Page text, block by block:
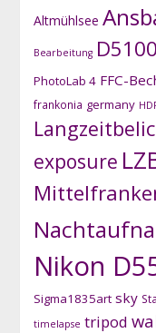
Altmühlsee
Bearbeitung D5100
PhotoLab 4 FFC-
frankonia germany
exposure
Nikon
Sigma1835art sky
timelapse tripod